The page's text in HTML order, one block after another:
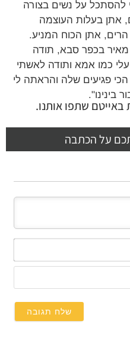
על נשים בצורה
בעלות העוצמה
אתן הכוח המניע.
בכפר סבא, תודה
אמא ותודה לאשתי
שלה והראתה לי
שתפו אותנו.
הכתבה